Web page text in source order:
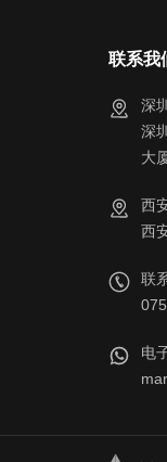
联系我
深
深
大
西
西
联
电